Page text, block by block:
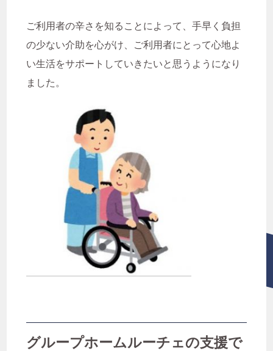
福祉の仕事 福祉業界 管理栄養士
管理職 精神保健福祉士
経験者転職
見沼園あんしん相談室
資格取得
長く続ける 障がい者支援
障害福祉 聖徳会 障害福祉サービス
障害者グループホーム 障害者支援
障害者支援施設 障害者総合支援法
高齢者施設
気になるワードを検索
ご利用者の辛さを知ることによって、手早く負担
の少ない介助を心がけ、ご利用者にとって心地よ
い生活をサポートしていきたいと思うようになり
ました。
グループホームルーチェの支援で